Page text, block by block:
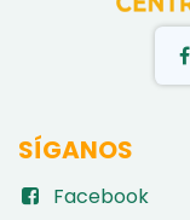
SÍGANOS
Facebook